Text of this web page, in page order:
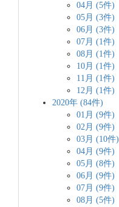
04月 (5件)
05月 (3件)
06月 (3件)
07月 (1件)
08月 (1件)
10月 (1件)
11月 (1件)
12月 (1件)
2020年 (84件)
01月 (9件)
02月 (9件)
03月 (10件)
04月 (9件)
05月 (8件)
06月 (9件)
07月 (9件)
08月 (5件)